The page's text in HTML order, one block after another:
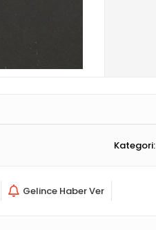
Kategori:
Gelince Haber Ver